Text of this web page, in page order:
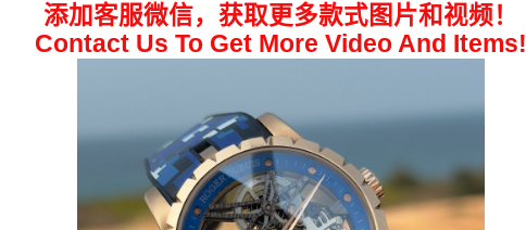
添加客服微信，获取更多款式图片和视频！
Contact Us To Get More Video And Items!